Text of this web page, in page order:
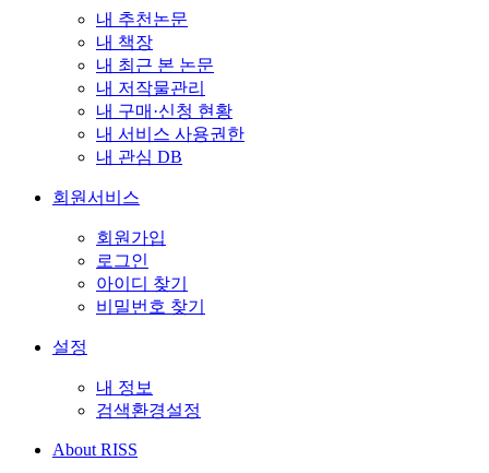
내 추천논문
내 책장
내 최근 본 논문
내 저작물관리
내 구매·신청 현황
내 서비스 사용권한
내 관심 DB
회원서비스
회원가입
로그인
아이디 찾기
비밀번호 찾기
설정
내 정보
검색환경설정
About RISS